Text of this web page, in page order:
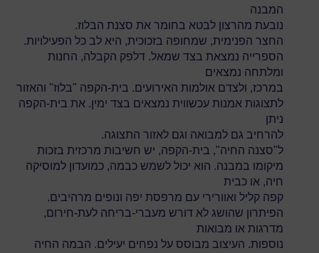
המבנה
נובעת מהרצון לבטא בחומר את סצנת הבלוז.
החצר הפנימית, שמחופה בזכוכית, היא לב כל הפעילויות.
הספרייה נמצאת בצד שמאל. דלפק הקבלה, החנות
ומלתחה נמצאים
במרכז, ולצדם אולמות האירועים. בית-הקפה "בלוז" והאזור
לתצוגות אמנות עכשווית נמצאים בצד ימין. את בית-הקפה
ניתן
להרחיב גם למבואה וגם לאזור התצוגה.
ל"סצנה החיה", בית-הקפה, יש חשיבות מרכזית בזכות
מיקומו במבנה. הוא יכול לשמש כבמה, כמועדון למוסיקה
חיה, או כבית
קפה קליל ואוורירי עם מרפסת יפה ונופים מרהיבים.
הפיתרון שהושג לא דורש מעברי-בריחה לעת-חירום,
מדרגות או מבואות
נוספות. העיצוב מבוסס על נפחים יעילים. הבמה החיה